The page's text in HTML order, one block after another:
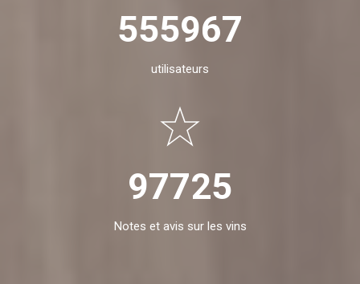
555967
utilisateurs
97725
Notes et avis sur les vins